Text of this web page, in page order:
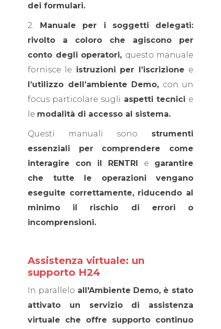
dei formulari.
2.
Manuale per i soggetti delegati:
rivolto a coloro che agiscono per
conto degli operatori, questo manuale
fornisce le istruzioni per l’iscrizione e
l’utilizzo dell’ambiente Demo, con un
focus particolare sugli aspetti tecnici e
le modalità di accesso al sistema.
Questi manuali sono strumenti
essenziali per comprendere come
interagire con il RENTRI e garantire
che tutte le operazioni vengano
eseguite correttamente, riducendo al
minimo il rischio di errori o
incomprensioni.
Assistenza virtuale: un
supporto H24
In parallelo all'Ambiente Demo, è stato
attivato un servizio di assistenza
virtuale che offre supporto continuo